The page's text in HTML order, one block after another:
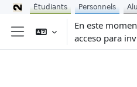
Salta al contenido principal
Panel lateral
En este
acceso para
Étudiants Personnels